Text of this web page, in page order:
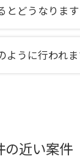
とどうなりま
ように行われ
の近い案件